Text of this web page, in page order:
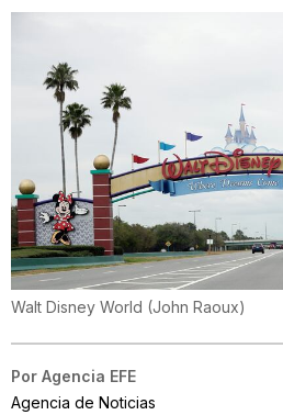
Walt Disney World (John Raoux)
Por Agencia EFE
Agencia de Noticias